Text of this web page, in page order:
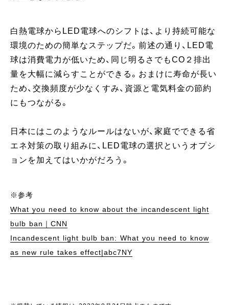
白熱電球からLED電球へのシフトは、より持続可能な
環境のための簡単なステップだ。前述の通り、LED電
球は消費電力が低いため、同じ明るさでもCO２排出
量を大幅に減らすことができる。おまけに寿命が長い
ため、交換頻度が少なくすみ、資源と電気料金の節約
にもつながる。
日本にはこのようなルールはないが、家庭でできる省
エネ対策の取り組みに、LED電球の選択というオプシ
ョンを加えてはいかがだろう。
※参考
What you need to know about the incandescent light
bulb ban｜CNN
Incandescent light bulb ban: What you need to know
as new rule takes effect|abc7NY